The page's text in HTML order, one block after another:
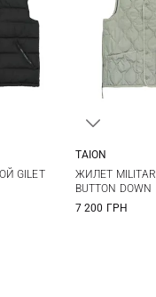
GILET
XXL
TAION
ЖИЛЕТ
BUTTON DOWN
7 200 ГРН